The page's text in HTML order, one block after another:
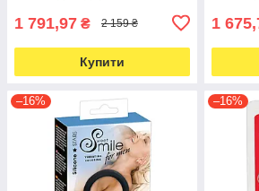
1 791,97 ₴ 2 159 ₴
Купити
1
–16% –16%